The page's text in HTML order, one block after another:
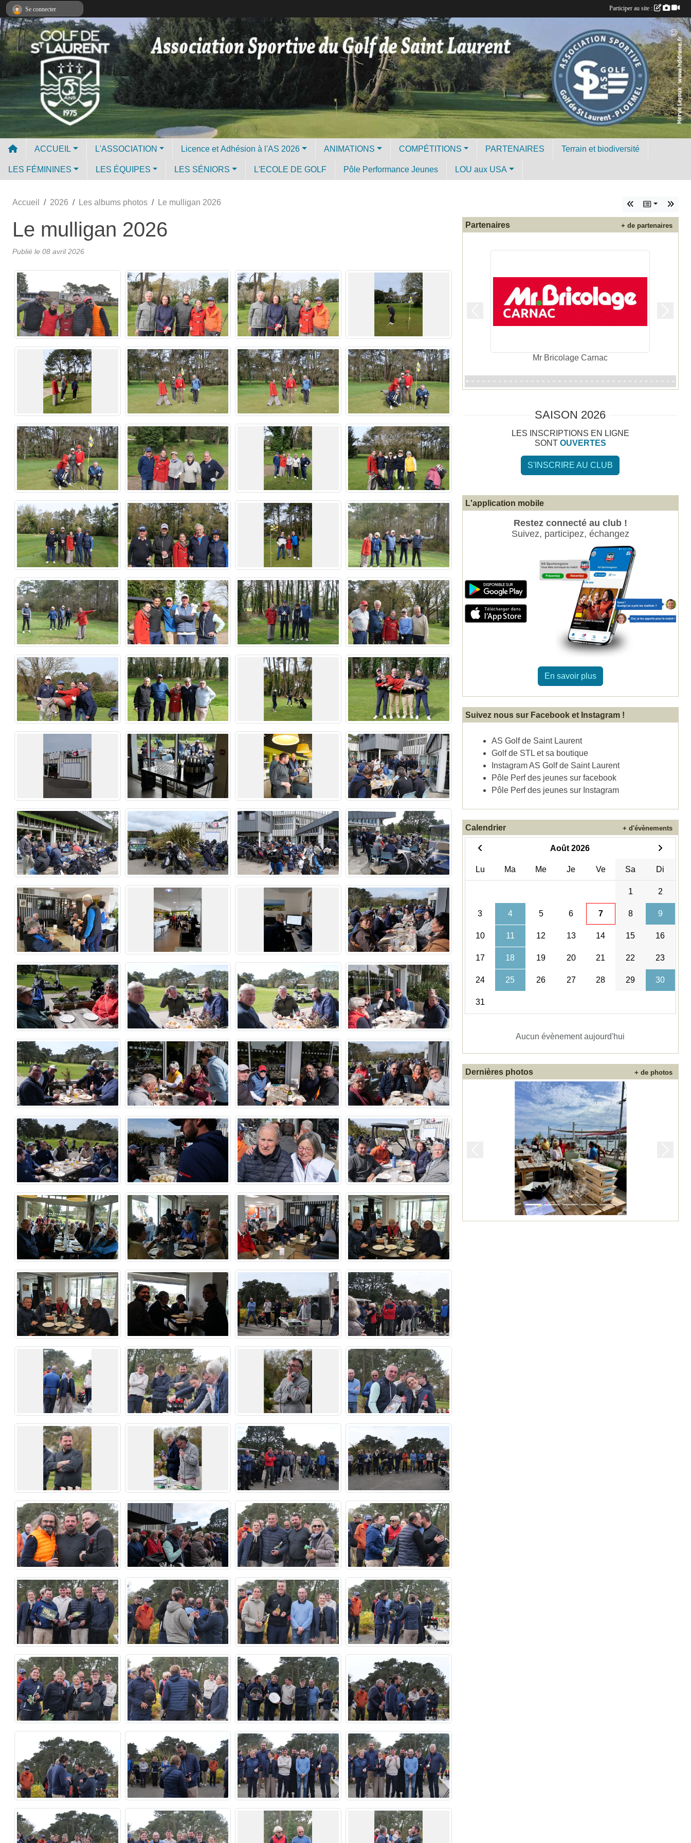
ACCUEIL L'ASSOCIATION Licence et Adhésion à l'AS 2026 ANIMATIONS COMPÉTITIONS PARTENAIRES Terrain et biodiversité
LES FÉMININES LES ÉQUIPES LES SÉNIORS L'ECOLE DE GOLF Pôle Performance Jeunes LOU aux USA
Accueil 2026 Les albums photos Le mulligan 2026
Le mulligan 2026
Publié le 08 avril 2026
Partenaires
La Galerie Alréenne et la Compagnie de la Literie
Précedent
+ de partenaires
SAISON 2026
LES INSCRIPTIONS EN LIGNE
SONT OUVERTES
S'INSCRIRE AU CLUB
L'application mobile
Restez connecté au club !
Suivez, participez, échangez
En savoir plus
Suivez nous sur Facebook et Instagram !
AS Golf de Saint Laurent
Golf de STL et sa boutique
Instagram AS Golf de Saint Laurent
Pôle Perf des jeunes sur facebook
Pôle Perf des jeunes sur Instagram
Calendrier
Août 2026
Lu Ma Me Je Ve Sa Di
1 2
3 4 5 6 7 8 9
10 11 12 13 14 15 16
17 18 19 20 21 22 23
24 25 26 27 28 29 30
31
Aucun évènement aujourd'hui
+ d'évènements
Dernières photos + de photos
Se connecter Participer au site :
Panneau de gestion des cookies